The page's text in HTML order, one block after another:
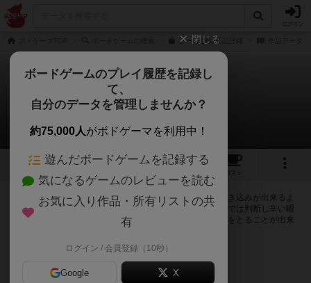
ラーの通販/商品詳細
ラー
0件の掲示板
12 4 41
カフェ
ログインするとラーに関する掲示板の作成やコメントの書き込みが出来るよ
うになります。ルールの疑問やエラッタ情報、マニュアルでは判断し辛い曖
昧な表記等について会員同士で自由にコミュニケーションをとることが出来
ログイン/無料会員登録
閉じる
ボードゲームのプレイ履歴を記録し
て、
自分のデータを管理しませんか？
約75,000人がボドゲーマを利用中！
遊んだボードゲームを記録する
気になるゲームのレビューを読む
お気に入り作品・所有リストの共
有
ログイン / 会員登録（10秒）
Google X